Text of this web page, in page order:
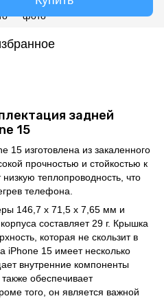
задней
15
15 изготовлена из закаленного
прочностью и стойкостью к
теплопроводность, что
телефона.
146,7 x 71,5 x 7,65 мм и
составляет 29 г. Крышка
которая не скользит в
iPhone 15 имеет несколько
внутренние компоненты
обеспечивает
того, он является важной